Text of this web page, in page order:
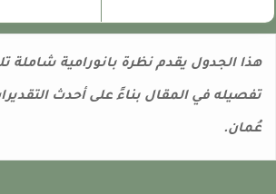
الجدول يقدم نظرة بانورامية شاملة
في المقال بناءً على أحدث